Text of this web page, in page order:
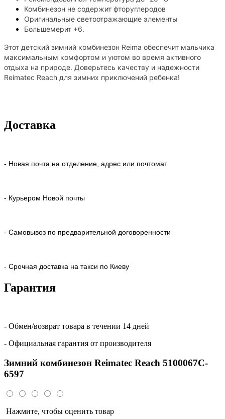
Комбинезон не содержит фторуглеродов
Оригинальные светоотражающие элементы
Большемерит +6.
Этот детский зимний комбинезон Reima обеспечит мальчика
максимальным комфортом и уютом во время активного
отдыха на природе. Доверьтесь качеству и надежности
Reimatec Reach для зимних приключений ребенка!
Доставка
- Новая почта на отделение, адрес или почтомат
- Курьером Новой почты
- Самовывоз по предварительной договоренности
- Срочная доставка на такси по Киеву
Гарантия
- Обмен/возврат товара в течении 14 дней
- Официальная гарантия от производителя
Зимний комбинезон Reimatec Reach 5100067C-
6597
Нажмите, чтобы оценить товар